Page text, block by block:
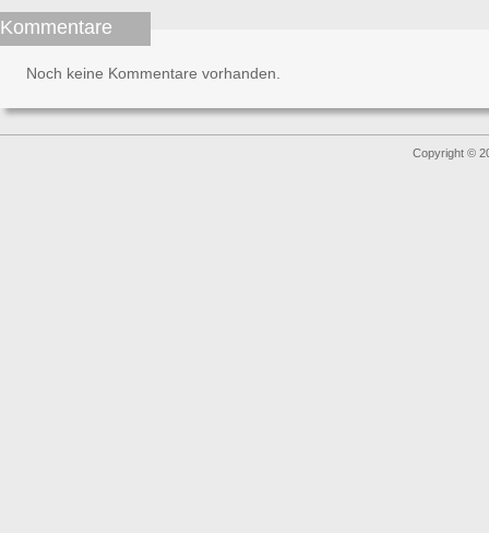
Kommentare
Noch keine Kommentare vorhanden.
Copyright ©